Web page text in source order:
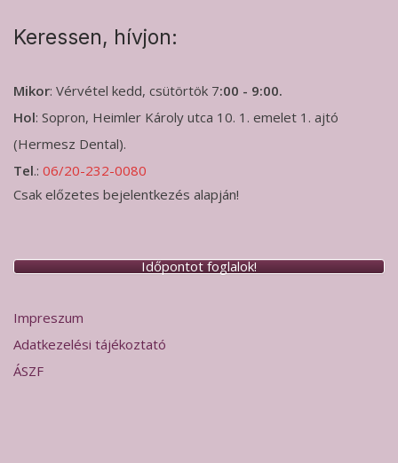
Keressen, hívjon:
Mikor: Vérvétel kedd, csütörtök 7:00 - 9:00.
Hol: Sopron, Heimler Károly utca 10. 1. emelet 1. ajtó
(Hermesz Dental).
Tel.: 06/20-232-0080
Csak előzetes bejelentkezés alapján!
Időpontot foglalok!
Impreszum
Adatkezelési tájékoztató
ÁSZF